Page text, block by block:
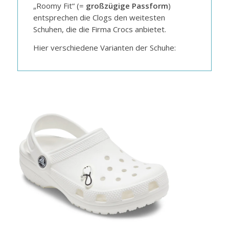
„Roomy Fit“ (= großzügige Passform)
entsprechen die Clogs den weitesten
Schuhen, die die Firma Crocs anbietet.
Hier verschiedene Varianten der Schuhe: